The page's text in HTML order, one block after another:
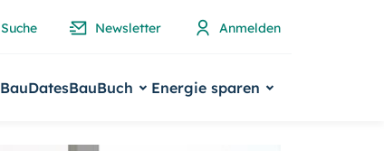
Suche Newsletter Anmelden
BauDatesBauBuch Energie sparen